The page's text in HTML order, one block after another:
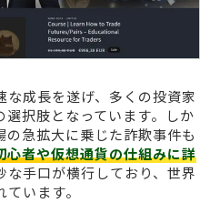
成長を遂げ、多くの投資家
選択肢となっています。しか
の急拡大に乗じた詐欺事件も
心者や仮想通貨の仕組みに詳
な手口が横行しており、世界
います。